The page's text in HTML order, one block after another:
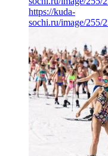
https://kuda-
sochi.ru/image/255/